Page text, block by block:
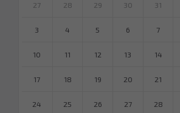
27 28 29 30 31
3 4 5 6 7
10 11 12 13 14
17 18 19 20 21
24 25 26 27 28